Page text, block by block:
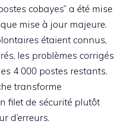
cobayes” a été mise
mise à jour majeure.
étaient connus,
les problèmes corrigés
4 000 postes restants.
transforme
filet de sécurité plutôt
d’erreurs.